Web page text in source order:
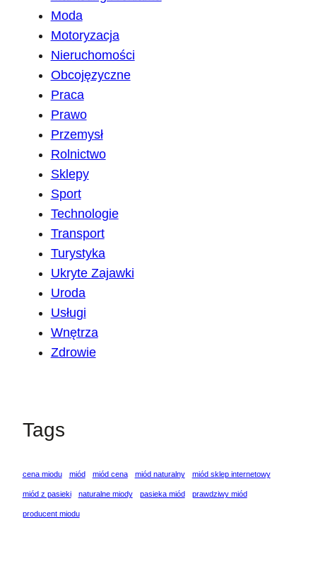
Moda
Motoryzacja
Nieruchomości
Obcojęzyczne
Praca
Prawo
Przemysł
Rolnictwo
Sklepy
Sport
Technologie
Transport
Turystyka
Ukryte Zajawki
Uroda
Usługi
Wnętrza
Zdrowie
Tags
cena miodu miód miód cena miód naturalny miód sklep internetowy
miód z pasieki naturalne miody pasieka miód prawdziwy miód
producent miodu